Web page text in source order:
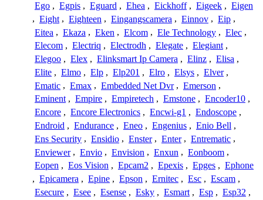
Ego , Egpis , Eguard , Ehea , Eickhoff , Eigeek , Eigen
, Eight , Eighteen , Eingangscamera , Einnov , Eip ,
Eitea , Ekaza , Eken , Elcom , Ele Technology , Elec ,
Elecom , Electriq , Electrodh , Elegate , Elegiant ,
Elegoo , Elex , Elinksmart Ip Camera , Elinz , Elisa ,
Elite , Elmo , Elp , Elp201 , Elro , Elsys , Elver ,
Ematic , Emax , Embedded Net Dvr , Emerson ,
Eminent , Empire , Empiretech , Emstone , Encoder10 ,
Encore , Encore Electronics , Encwi-g1 , Endoscope ,
Endroid , Endurance , Eneo , Engenius , Enio Bell ,
Ens Security , Ensidio , Enster , Enter , Entrematic ,
Enviewer , Envio , Envision , Enxun , Eonboom ,
Eopen , Eos Vision , Epcam2 , Epexis , Epges , Ephone
, Epicamera , Epine , Epson , Ernitec , Esc , Escam ,
Esecure , Esee , Esense , Esky , Esmart , Esp , Esp32 ,